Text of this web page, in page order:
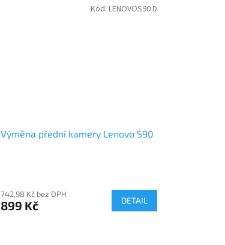
Výměna přední kamery Lenovo S90
742,98 Kč bez DPH
899 Kč DETAIL
Kód: LENOVOS90 D